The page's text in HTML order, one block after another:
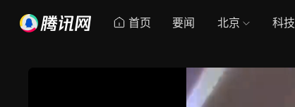
首页 要闻 北京 科技